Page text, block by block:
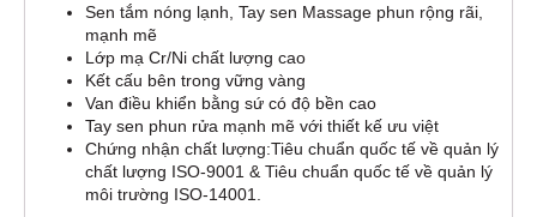
Sen tắm nóng lạnh, Tay sen Massage phun rộng rãi,
mạnh mẽ
Lớp mạ Cr/Ni chất lượng cao
Kết cấu bên trong vững vàng
Van điều khiển bằng sứ có độ bền cao
Tay sen phun rửa mạnh mẽ với thiết kế ưu việt
Chứng nhận chất lượng:Tiêu chuẩn quốc tế về quản lý
chất lượng ISO-9001 & Tiêu chuẩn quốc tế về quản lý
môi trường ISO-14001.